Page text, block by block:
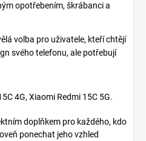
opotřebením, škrábanci a
volba pro uživatele, kteří chtějí
svého telefonu, ale potřebují
4G, Xiaomi Redmi 15C 5G.
doplňkem pro každého, kdo
ponechat jeho vzhled